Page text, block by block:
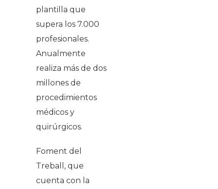
plantilla que
supera los 7.000
profesionales.
Anualmente
realiza más de dos
millones de
procedimientos
médicos y
quirúrgicos.
Foment del
Treball, que
cuenta con la